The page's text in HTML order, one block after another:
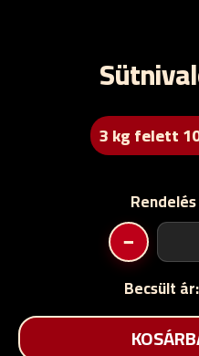
3 kg felett
−
Becsült ár: